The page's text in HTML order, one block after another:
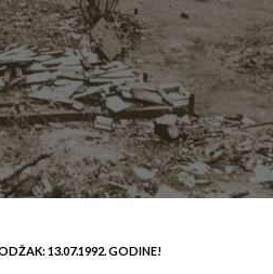
13.07.1992. GODINE!